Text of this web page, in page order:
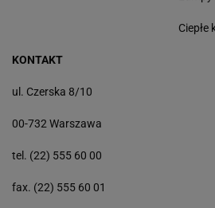
Ciepłe
KONTAKT
ul. Czerska 8/10
00-732 Warszawa
tel. (22) 555 60 00
fax. (22) 555 60 01